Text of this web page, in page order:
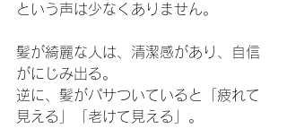
という声は少なくありません。
髪が綺麗な人は、清潔感があり、自信
がにじみ出る。
逆に、髪がパサついていると「疲れて
見える」「老けて見える」。